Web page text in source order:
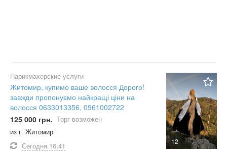
12
Парикмахерские услуги
Житомир, купимо ваше волосся Дорого!
завжди пропонуємо найкращі ціни на
волосся 0633013356, 0961002722
125 000 грн. Торг возможен
из г. Житомир
Сегодня 16:41